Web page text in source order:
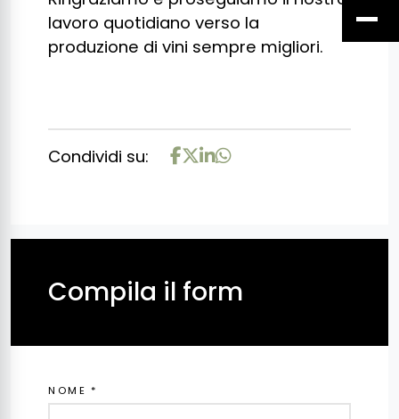
lavoro quotidiano verso la
produzione di vini sempre migliori.
Condividi su:
Compila il form
NOME *